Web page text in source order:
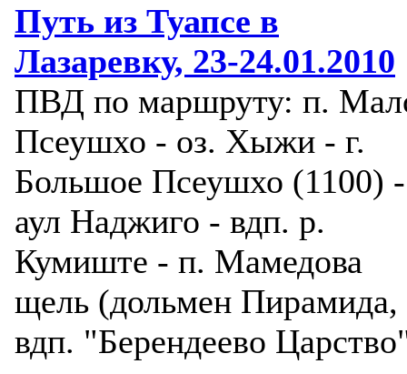
Путь из Туапсе в
Лазаревку, 23-24.01.2010
ПВД по маршруту: п.
Псеушхо - оз. Хыжи - г.
Большое Псеушхо (1100) -
аул Наджиго - вдп. р.
Кумиште - п. Мамедова
щель (дольмен Пирамида,
вдп. "Берендеево